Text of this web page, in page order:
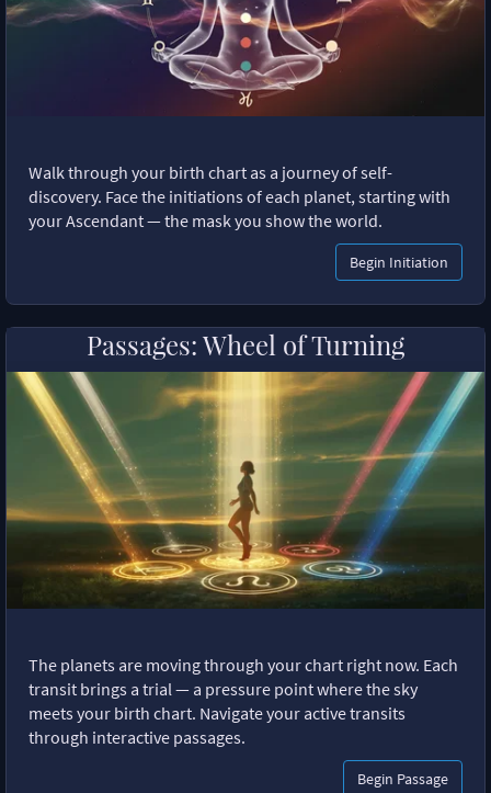
Walk through your birth chart as a journey of self-
discovery. Face the initiations of each planet, starting with
your Ascendant — the mask you show the world.
Begin Initiation
Passages: Wheel of Turning
The planets are moving through your chart right now. Each
transit brings a trial — a pressure point where the sky
meets your birth chart. Navigate your active transits
through interactive passages.
Begin Passage